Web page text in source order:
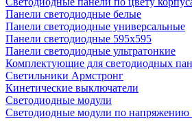
Панели светодиодные белые
Панели светодиодные универсальные
Панели светодиодные 595х595
Панели светодиодные ультратонкие
Комплектующие для светодиодных
Светильники Армстронг
Кинетические выключатели
Светодиодные модули
Светодиодные модули по напряжению